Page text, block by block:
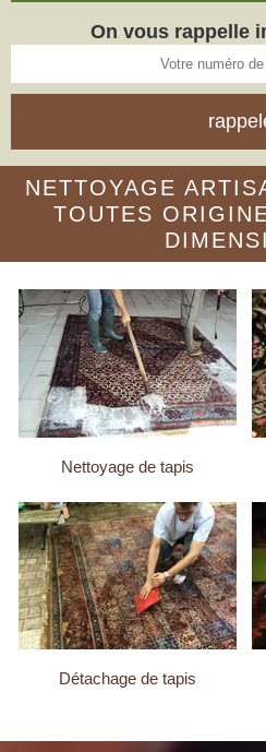
On vous rappelle
NETTOYAGE
TOUTES
Nettoyage de tapis
Détachage de tapis